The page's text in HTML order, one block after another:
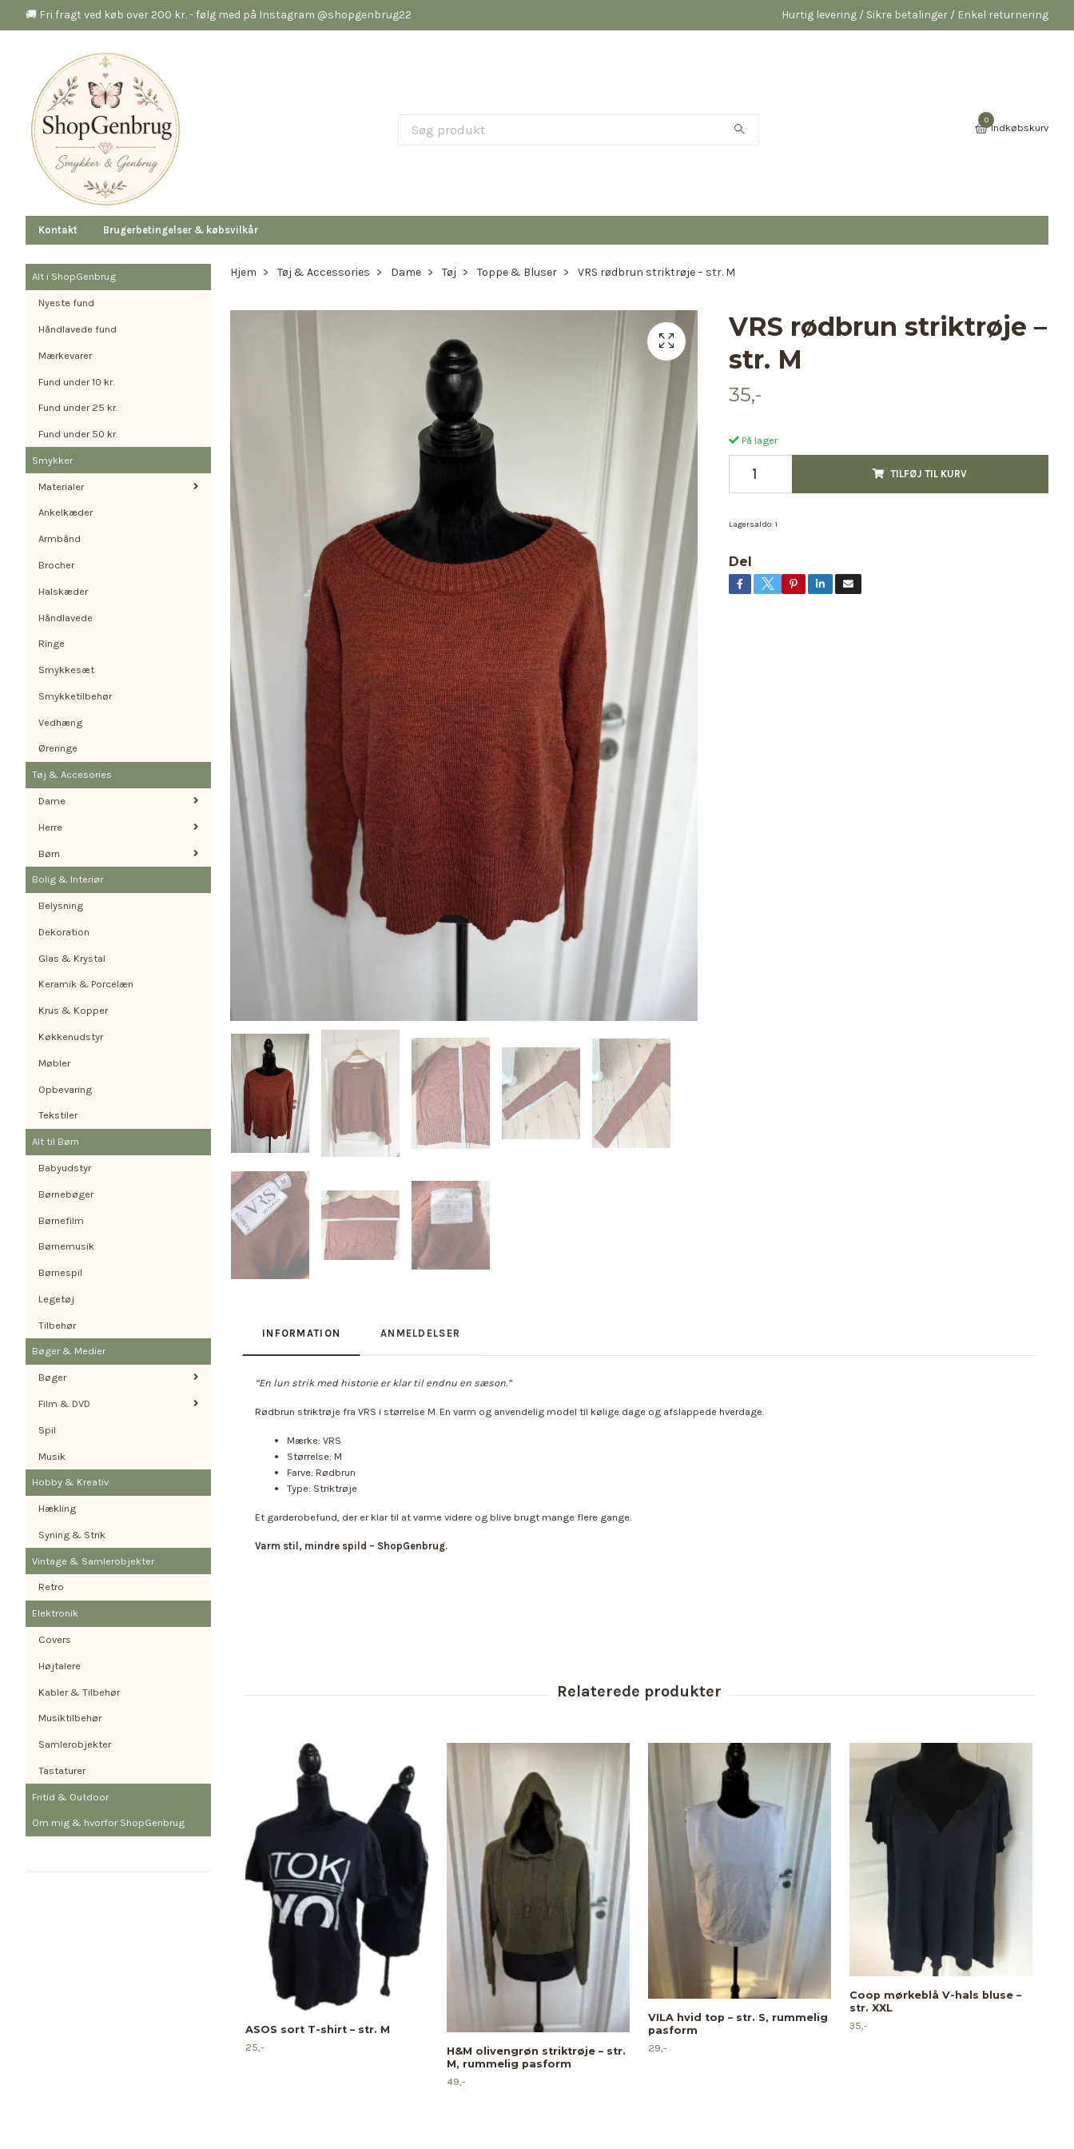
🚚 Fri fragt ved køb over 200 kr. - følg med på Instagram @shopgenbrug22 Hurtig levering / Sikre betalinger / Enkel returnering
0
Indkøbskurv
Kontakt Brugerbetingelser & købsvilkår
Alt i ShopGenbrug
Nyeste fund
Håndlavede fund
Mærkevarer
Fund under 10 kr.
Fund under 25 kr.
Fund under 50 kr.
Smykker
Materialer
Ankelkæder
Armbånd
Brocher
Halskæder
Håndlavede
Ringe
Smykkesæt
Smykketilbehør
Vedhæng
Øreringe
Tøj & Accesories
Dame
Herre
Børn
Bolig & Interiør
Belysning
Dekoration
Glas & Krystal
Keramik & Porcelæn
Krus & Kopper
Køkkenudstyr
Møbler
Opbevaring
Tekstiler
Alt til Børn
Babyudstyr
Børnebøger
Børnefilm
Børnemusik
Børnespil
Legetøj
Tilbehør
Bøger & Medier
Bøger
Film & DVD
Spil
Musik
Hobby & Kreativ
Hækling
Syning & Strik
Vintage & Samlerobjekter
Retro
Elektronik
Covers
Højtalere
Kabler & Tilbehør
Musiktilbehør
Samlerobjekter
Tastaturer
Fritid & Outdoor
Om mig & hvorfor ShopGenbrug
Hjem Tøj & Accessories Dame Tøj Toppe & Bluser VRS rødbrun striktrøje – str. M
VRS rødbrun striktrøje –
str. M
35,-
På lager
TILFØJ TIL KURV
Lagersaldo: 1
Del
INFORMATION ANMELDELSER
“En lun strik med historie er klar til endnu en sæson.”
Rødbrun striktrøje fra VRS i størrelse M. En varm og anvendelig model til kølige dage og afslappede hverdage.
Mærke: VRS
Størrelse: M
Farve: Rødbrun
Type: Striktrøje
Et garderobefund, der er klar til at varme videre og blive brugt mange flere gange.
Varm stil, mindre spild – ShopGenbrug.
ASOS sort T-shirt – str. M
25,-
H&M olivengrøn striktrøje – str.
M, rummelig pasform
49,-
VILA hvid top – str. S, rummelig
pasform
29,-
Coop mørkeblå V-hals bluse –
str. XXL
35,-